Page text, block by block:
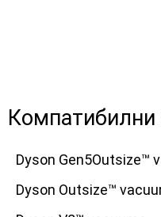
Dyson Gen5Outsize™
Dyson Outsize™